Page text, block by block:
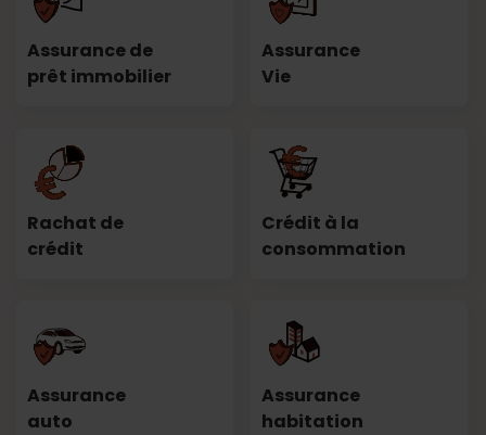
Assurance de
prêt immobilier
Assurance
Vie
Rachat de
crédit
Crédit à la
consommation
Assurance
auto
Assurance
habitation